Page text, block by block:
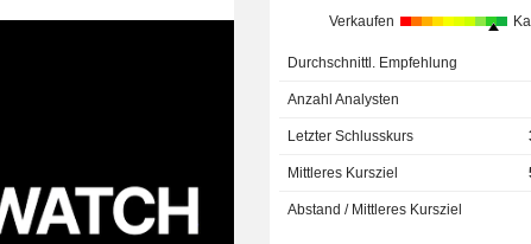
Verkaufen
Durchschnittl. Empfehlung
Anzahl Analysten
Letzter Schlusskurs
Mittleres Kursziel
Abstand / Mittleres Kursziel